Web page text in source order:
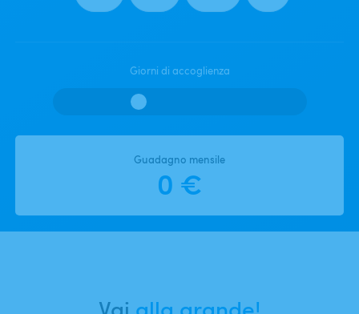
Giorni di accoglienza
Guadagno mensile
0 €